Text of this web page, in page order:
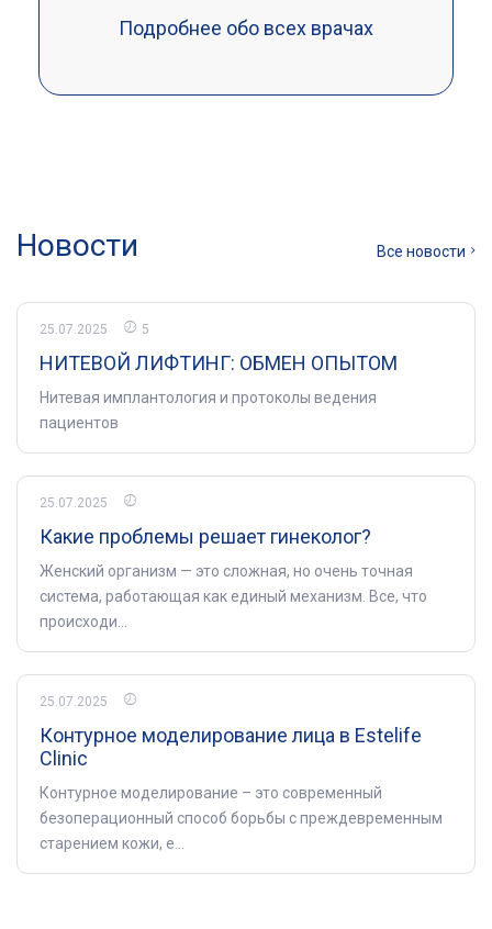
Подробнее обо всех врачах
Новости Все новости
25.07.2025 5
НИТЕВОЙ ЛИФТИНГ: ОБМЕН ОПЫТОМ
Нитевая имплантология и протоколы ведения
пациентов
25.07.2025
Какие проблемы решает гинеколог?
Женский организм — это сложная, но очень точная
система, работающая как единый механизм. Все, что
происходи...
25.07.2025
Контурное моделирование лица в Estelife
Clinic
Контурное моделирование – это современный
безоперационный способ борьбы с преждевременным
старением кожи, е...